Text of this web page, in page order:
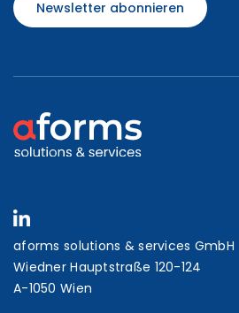
Newsletter abonnieren
aforms solutions & services GmbH
Wiedner Hauptstraße 120-124
A-1050 Wien